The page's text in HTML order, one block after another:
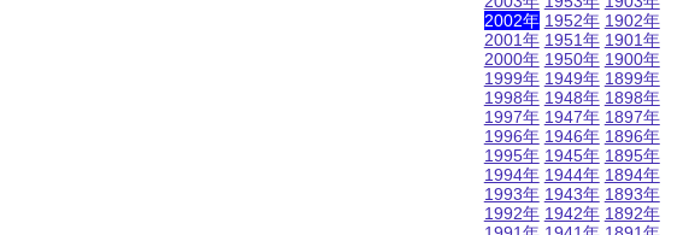
2002年
2001年
2000年
1999年
1998年
1997年
1996年
1995年
1994年
1993年
1992年
1952年
1951年
1950年
1949年
1948年
1947年
1946年
1945年
1944年
1943年
1942年
1902年
1901年
1900年
1899年
1898年
1897年
1896年
1895年
1894年
1893年
1892年